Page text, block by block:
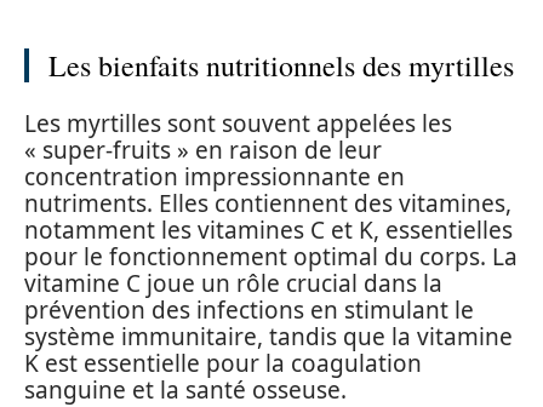
Les bienfaits nutritionnels des myrtilles
Les myrtilles sont souvent appelées les
« super-fruits » en raison de leur
concentration impressionnante en
nutriments. Elles contiennent des vitamines,
notamment les vitamines C et K, essentielles
pour le fonctionnement optimal du corps. La
vitamine C joue un rôle crucial dans la
prévention des infections en stimulant le
système immunitaire, tandis que la vitamine
K est essentielle pour la coagulation
sanguine et la santé osseuse.